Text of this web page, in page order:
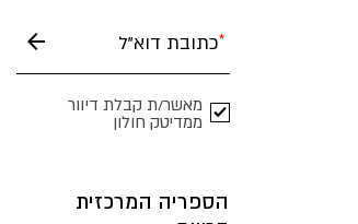
מאשר/ת קבלת דיוור
ממדיטק חולון
הספריה המרכזית